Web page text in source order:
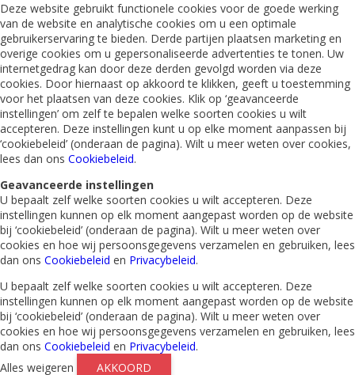
Deze website gebruikt functionele cookies voor de goede werking
van de website en analytische cookies om u een optimale
gebruikerservaring te bieden. Derde partijen plaatsen marketing en
overige cookies om u gepersonaliseerde advertenties te tonen. Uw
internetgedrag kan door deze derden gevolgd worden via deze
cookies. Door hiernaast op akkoord te klikken, geeft u toestemming
voor het plaatsen van deze cookies. Klik op ‘geavanceerde
instellingen’ om zelf te bepalen welke soorten cookies u wilt
accepteren. Deze instellingen kunt u op elke moment aanpassen bij
‘cookiebeleid’ (onderaan de pagina). Wilt u meer weten over cookies,
lees dan ons Cookiebeleid.
Geavanceerde instellingen
U bepaalt zelf welke soorten cookies u wilt accepteren. Deze
instellingen kunnen op elk moment aangepast worden op de website
bij ‘cookiebeleid’ (onderaan de pagina). Wilt u meer weten over
cookies en hoe wij persoonsgegevens verzamelen en gebruiken, lees
dan ons Cookiebeleid en Privacybeleid.
U bepaalt zelf welke soorten cookies u wilt accepteren. Deze
instellingen kunnen op elk moment aangepast worden op de website
bij ‘cookiebeleid’ (onderaan de pagina). Wilt u meer weten over
cookies en hoe wij persoonsgegevens verzamelen en gebruiken, lees
dan ons Cookiebeleid en Privacybeleid.
Alles weigeren
AKKOORD